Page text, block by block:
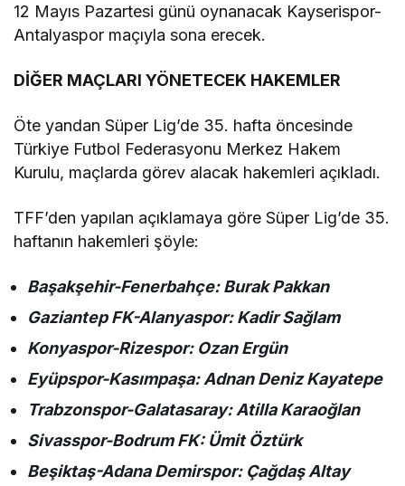
12 Mayıs Pazartesi günü oynanacak Kayserispor-
Antalyaspor maçıyla sona erecek.
DİĞER MAÇLARI YÖNETECEK HAKEMLER
Öte yandan Süper Lig’de 35. hafta öncesinde
Türkiye Futbol Federasyonu Merkez Hakem
Kurulu, maçlarda görev alacak hakemleri açıkladı.
TFF’den yapılan açıklamaya göre Süper Lig’de 35.
haftanın hakemleri şöyle:
Başakşehir-Fenerbahçe: Burak Pakkan
Gaziantep FK-Alanyaspor: Kadir Sağlam
Konyaspor-Rizespor: Ozan Ergün
Eyüpspor-Kasımpaşa: Adnan Deniz Kayatepe
Trabzonspor-Galatasaray: Atilla Karaoğlan
Sivasspor-Bodrum FK: Ümit Öztürk
Beşiktaş-Adana Demirspor: Çağdaş Altay